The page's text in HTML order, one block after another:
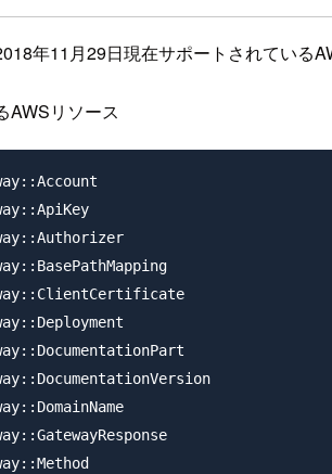
年11月29日現在サポートされている
AWSリソース